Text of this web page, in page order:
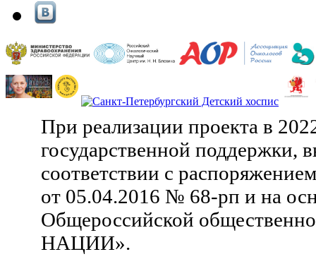
При реализации проекта в
государственной поддержки,
соответствии с
от 05.04.2016 № 68-рп и на
Общероссийской
НАЦИИ».